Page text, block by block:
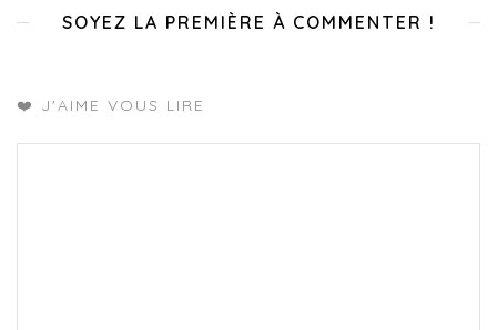
SOYEZ LA PREMIÈRE À COMMENTER !
❤️ J'AIME VOUS LIRE